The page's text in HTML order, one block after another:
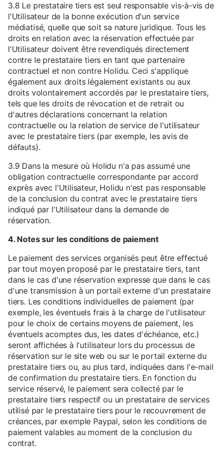
3.8 Le prestataire tiers est seul responsable vis-à-vis de
l'Utilisateur de la bonne exécution d'un service
médiatisé, quelle que soit sa nature juridique. Tous les
droits en relation avec la réservation effectuée par
l'Utilisateur doivent être revendiqués directement
contre le prestataire tiers en tant que partenaire
contractuel et non contre Holidu. Ceci s'applique
également aux droits légalement existants ou aux
droits volontairement accordés par le prestataire tiers,
tels que les droits de révocation et de retrait ou
d'autres déclarations concernant la relation
contractuelle ou la relation de service de l'utilisateur
avec le prestataire tiers (par exemple, les avis de
défauts).
3.9 Dans la mesure où Holidu n'a pas assumé une
obligation contractuelle correspondante par accord
exprès avec l'Utilisateur, Holidu n'est pas responsable
de la conclusion du contrat avec le prestataire tiers
indiqué par l'Utilisateur dans la demande de
réservation.
4. Notes sur les conditions de paiement
Le paiement des services organisés peut être effectué
par tout moyen proposé par le prestataire tiers, tant
dans le cas d'une réservation expresse que dans le cas
d'une transmission à un portail externe d'un prestataire
tiers. Les conditions individuelles de paiement (par
exemple, les éventuels frais à la charge de l'utilisateur
pour le choix de certains moyens de paiement, les
éventuels acomptes dus, les dates d'échéance, etc.)
seront affichées à l'utilisateur lors du processus de
réservation sur le site web ou sur le portail externe du
prestataire tiers ou, au plus tard, indiquées dans l'e-mail
de confirmation du prestataire tiers. En fonction du
service réservé, le paiement sera collecté par le
prestataire tiers respectif ou un prestataire de services
utilisé par le prestataire tiers pour le recouvrement de
créances, par exemple Paypal, selon les conditions de
paiement valables au moment de la conclusion du
contrat.